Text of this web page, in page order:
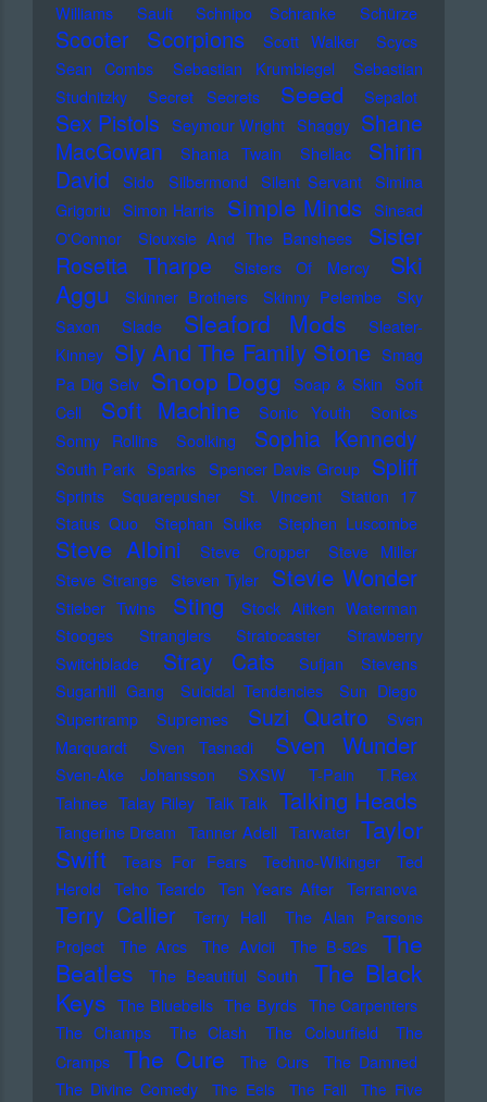
Williams
Sault Schnipo Schranke Schürze
Scooter Scorpions Scott Walker
Scycs
Sean Combs
Sebastian Krumbiegel
Sebastian
Studnitzky
Secret Secrets Seeed Sepalot
Sex Pistols Seymour Wright Shaggy Shane
MacGowan
Shania Twain Shellac
Shirin
David
Sido Silbermond Silent Servant Simina
Grigoriu Simon Harris Simple Minds Sinead
O'Connor
Siouxsie And The Banshees
Sister
Rosetta Tharpe
Sisters Of Mercy
Ski
Aggu
Skinner Brothers Skinny Pelembe
Sky
Saxon
Slade Sleaford Mods
Sleater-
Kinney Sly And The Family Stone Smag
Pa Dig Selv Snoop Dogg Soap & Skin Soft
Cell
Soft Machine Sonic Youth
Sonics
Sonny Rollins
Soolking Sophia Kennedy
South Park Sparks Spencer Davis Group Spliff
Sprints Squarepusher St. Vincent
Station 17
Status Quo
Stephan Sulke Stephen Luscombe
Steve Albini Steve Cropper
Steve Miller
Steve Strange Steven Tyler Stevie Wonder
Stieber Twins Sting
Stock Aitken Waterman
Stooges
Stranglers Stratocaster
Strawberry
Switchblade
Stray Cats
Sufjan Stevens
Sugarhill Gang
Suicidal Tendencies
Sun Diego
Supertramp
Supremes Suzi Quatro
Sven
Marquardt
Sven Tasnadi Sven Wunder
Sven-Ake Johansson SXSW T-Pain
T.Rex
Tahnee Talay Riley Talk Talk Talking Heads
Tangerine Dream Tanner Adell Tarwater Taylor
Swift
Tears For Fears Techno-Wikinger
Ted
Herold
Teho Teardo Ten Years After Terranova
Terry Callier Terry Hall
The Alan Parsons
Project
The Arcs The Avicii The B-52s
The
Beatles
The Beautiful South
The Black
Keys The Bluebells The Byrds The Carpenters
The Champs
The Clash The Colourfield
The
Cramps
The Cure The Curs
The Damned
The Divine Comedy
The Eels The Fall
The Five